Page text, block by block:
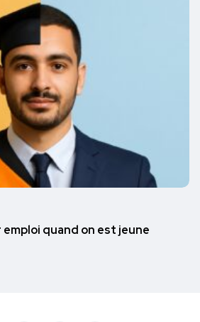
quand on est jeune